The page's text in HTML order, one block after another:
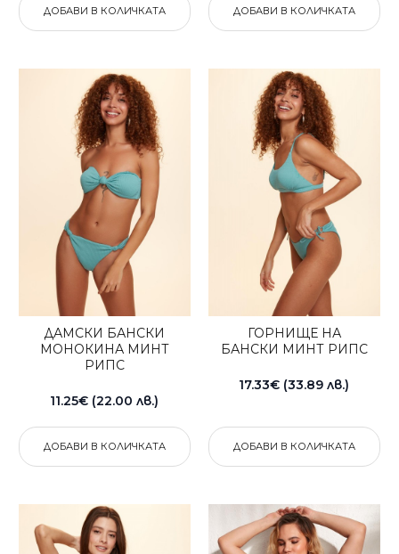
ДОБАВИ В КОЛИЧКАТА ДОБАВИ В КОЛИЧКАТА
ДАМСКИ БАНСКИ
МОНОКИНА МИНТ
РИПС
11.25€ (22.00 лв.)
ДОБАВИ В КОЛИЧКАТА
ГОРНИЩЕ НА
БАНСКИ МИНТ РИПС
17.33€ (33.89 лв.)
ДОБАВИ В КОЛИЧКАТА